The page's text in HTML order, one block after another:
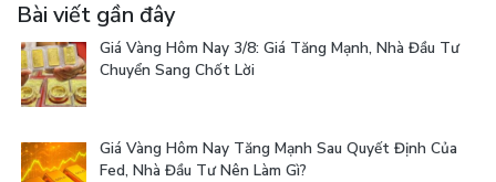
Bài viết gần đây
Giá Vàng Hôm Nay 3/8: Giá Tăng Mạnh, Nhà Đầu Tư
Chuyển Sang Chốt Lời
Giá Vàng Hôm Nay Tăng Mạnh Sau Quyết Định Của
Fed, Nhà Đầu Tư Nên Làm Gì?